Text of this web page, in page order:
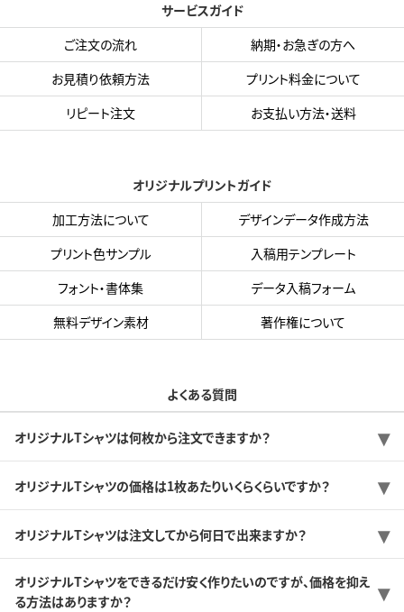
サービスガイド
ご注文の流れ
納期・お急ぎの方へ
お見積り依頼方法
プリント料金について
リピート注文
お支払い方法・送料
オリジナルプリントガイド
加工方法について
デザインデータ作成方法
プリント色サンプル
入稿用テンプレート
フォント・書体集
データ入稿フォーム
無料デザイン素材
著作権について
よくある質問
オリジナルTシャツは何枚から注文できますか？
オリジナルTシャツの価格は1枚あたりいくらくらいですか？
オリジナルTシャツは注文してから何日で出来ますか？
オリジナルTシャツをできるだけ安く作りたいのですが、価格を抑え
る方法はありますか？